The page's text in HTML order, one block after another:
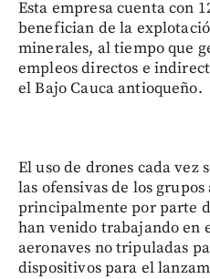
Esta empresa cuenta con
benefician de la
minerales, al tiempo que
empleos directos e
el Bajo Cauca antioqueño.
El uso de drones cada vez
las ofensivas de los
principalmente por parte
han venido trabajando en
aeronaves no tripuladas
dispositivos para el